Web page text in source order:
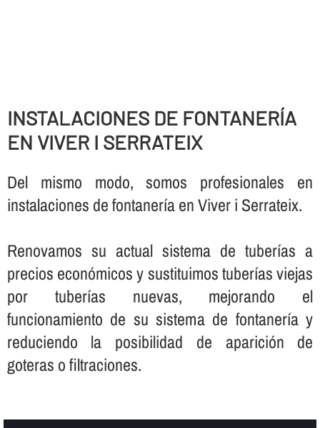
INSTALACIONES DE FONTANERÍ­A
EN VIVER I SERRATEIX
Del mismo modo, somos profesionales en
instalaciones de fontanerí­a en Viver i Serrateix.
Renovamos su actual sistema de tuberí­as a
precios económicos y sustituimos tuberí­as viejas
por tuberí­as nuevas, mejorando el
funcionamiento de su sistema de fontanerí­a y
reduciendo la posibilidad de aparición de
goteras o filtraciones.